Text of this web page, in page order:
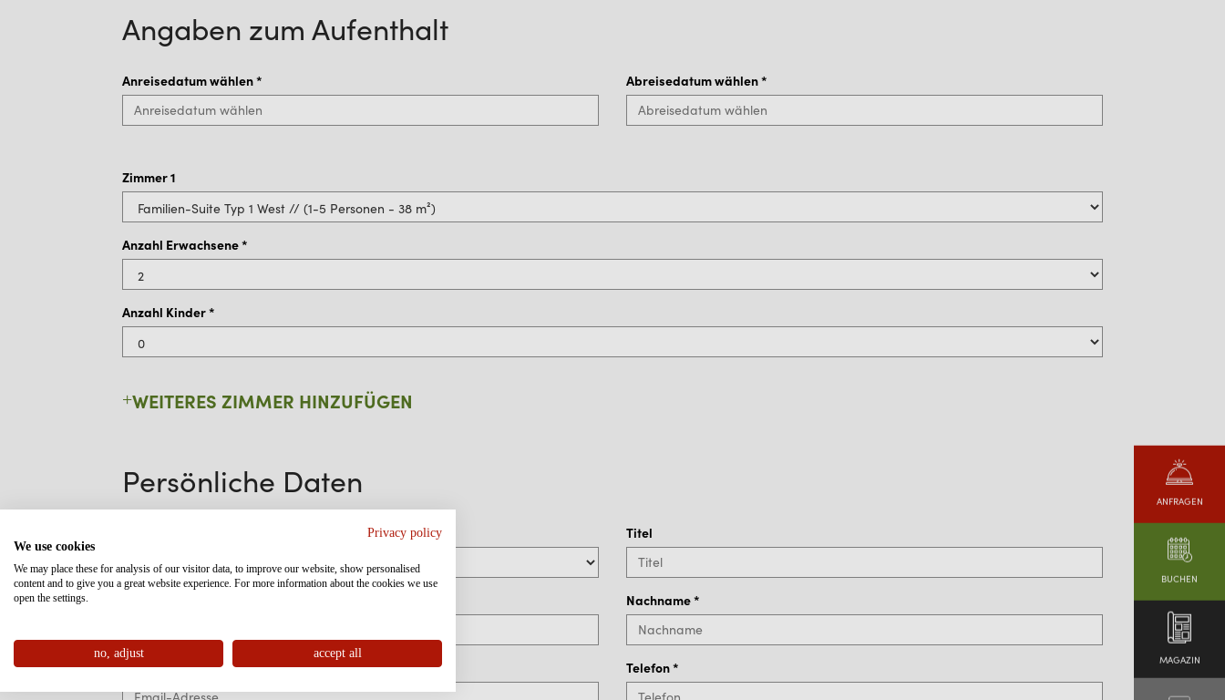
ANFRAGEN
BUCHEN
MAGAZIN
Angaben zum Aufenthalt
Anreisedatum wählen* Abreisedatum wählen*
Zimmer1
Anzahl Erwachsene*
Anzahl Kinder *
WEITERES ZIMMER HINZUFÜGEN
Persönliche Daten
Titel
Nachname*
Email-Adresse* Telefon*
Privacy policy
We use cookies
We may place these for analysis of our visitor data, to improve our website, show personalised
content and to give you a great website experience. For more information about the cookies we use
open the settings.
no, adjust accept all